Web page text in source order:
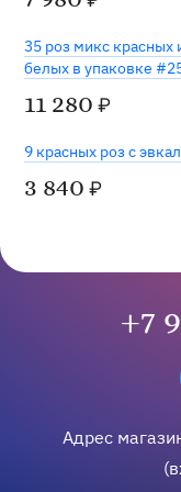
35 роз микс красных
белых в упаковке
11 280 ₽
9 красных роз с
3 840 ₽
+7
Адрес